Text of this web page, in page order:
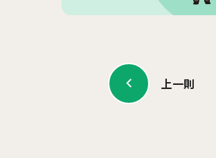
上一則